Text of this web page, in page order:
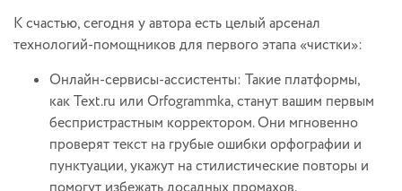
К счастью, сегодня у автора есть целый арсенал
технологий-помощников для первого этапа «чистки»:
Онлайн-сервисы-ассистенты: Такие платформы,
как Text.ru или Orfogrammka, станут вашим первым
беспристрастным корректором. Они мгновенно
проверят текст на грубые ошибки орфографии и
пунктуации, укажут на стилистические повторы и